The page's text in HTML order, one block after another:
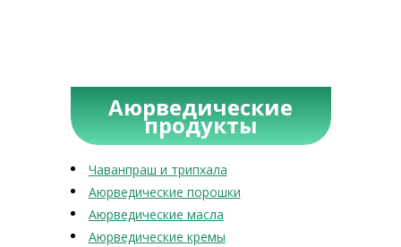
Аюрведические
продукты
Чаванпраш и трипхала
Аюрведические порошки
Аюрведические масла
Аюрведические кремы